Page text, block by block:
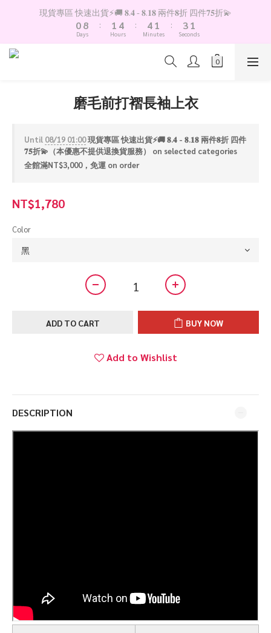
現貨專區 快速出貨⚡️🚚 𝟖.𝟒 - 𝟖.𝟏𝟖 兩件𝟖折 四件𝟕𝟓折💫
1
0
9
8
7
2
Days
:
2
1
0
5
4
3
Hours
:
5
4
3
2
1
0
Minutes
:
4
3
2
0
2
1
0
Seconds
磨毛前打褶長袖上衣
Until 08/19 01:00現貨專區 快速出貨⚡️🚚 𝟖.𝟒 - 𝟖.𝟏𝟖 兩件𝟖折 四件
𝟕𝟓折💫（本優惠不提供退換貨服務） on selected categories
全館滿NT$3,000，免運 on order
NT$1,780
Color
ADD TO CART BUY NOW
Add to Wishlist
DESCRIPTION